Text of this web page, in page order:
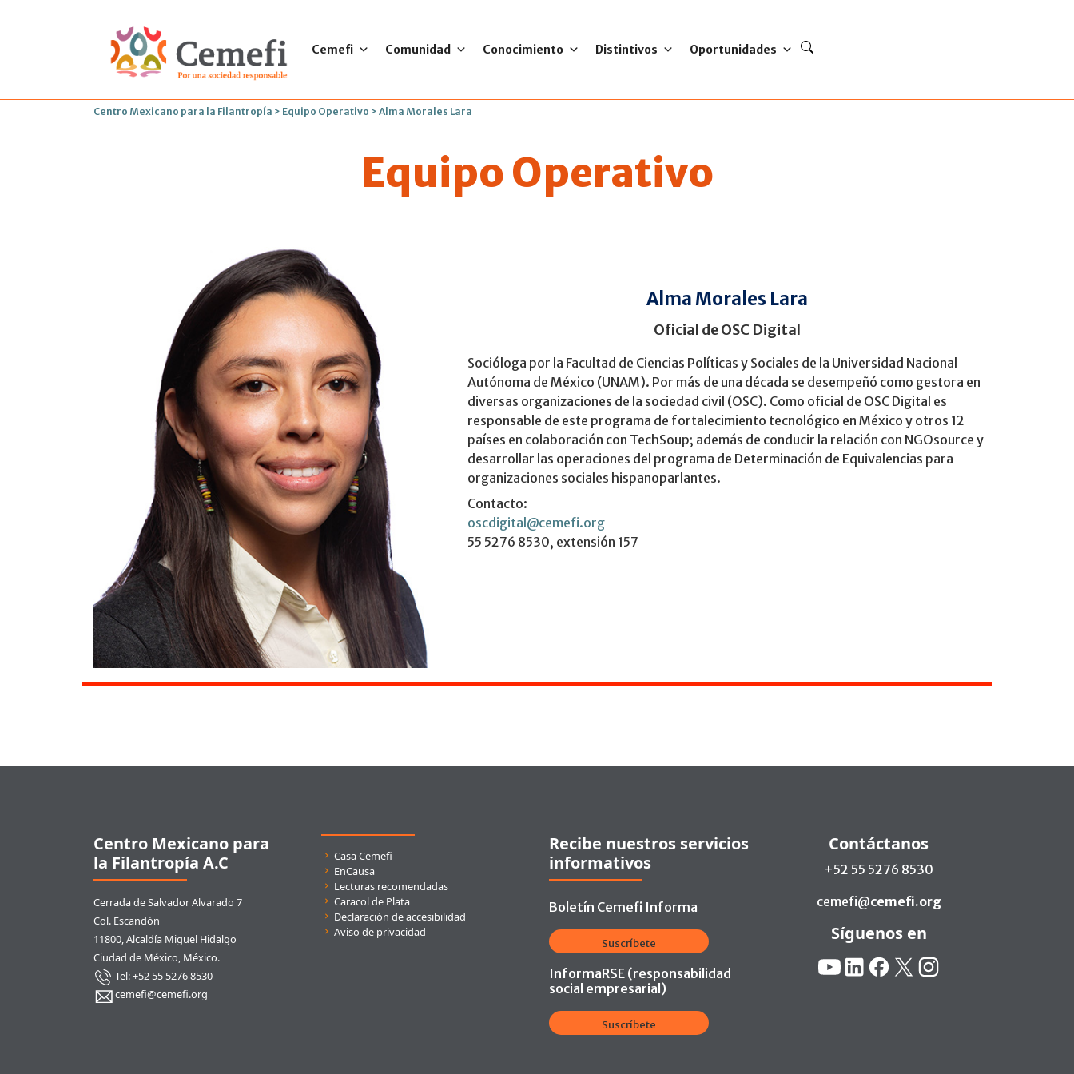
Cemefi Comunidad Conocimiento Distintivos Oportunidades
Centro Mexicano para la Filantropía > Equipo Operativo > Alma Morales Lara
Equipo Operativo
Alma Morales Lara
Oficial de OSC Digital
Socióloga por la Facultad de Ciencias Políticas y Sociales de la Universidad Nacional
Autónoma de México (UNAM). Por más de una década se desempeñó como gestora en
diversas organizaciones de la sociedad civil (OSC). Como oficial de OSC Digital es
responsable de este programa de fortalecimiento tecnológico en México y otros 12
países en colaboración con TechSoup; además de conducir la relación con NGOsource y
desarrollar las operaciones del programa de Determinación de Equivalencias para
organizaciones sociales hispanoparlantes.
Contacto:
oscdigital@cemefi.org
55 5276 8530, extensión 157
Centro Mexicano para
la Filantropía A.C
Cerrada de Salvador Alvarado 7
Col. Escandón
11800, Alcaldía Miguel Hidalgo
Ciudad de México, México.
Tel: +52 55 5276 8530
cemefi@cemefi.org
Enlaces rápidos
Casa Cemefi
EnCausa
Lecturas recomendadas
Caracol de Plata
Declaración de accesibilidad
Aviso de privacidad
Recibe nuestros servicios
informativos
Boletín Cemefi Informa
Suscríbete
InformaRSE (responsabilidad
social empresarial)
Suscríbete
Contáctanos
+52 55 5276 8530
cemefi@cemefi.org
Síguenos en
Redes Sociales:
YouTubeLinkedinFacebook
X Instagram